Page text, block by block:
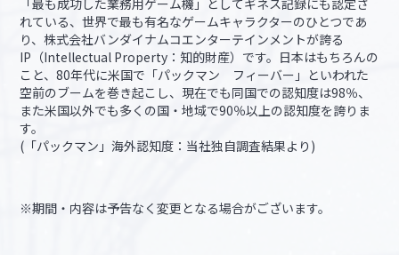
れている、世界で最も有名なゲームキャラクターのひとつであ
り、株式会社バンダイナムコエンターテインメントが誇る
IP（Intellectual Property：知的財産）です。日本はもちろんの
こと、80年代に米国で「パックマン フィーバー」といわれた
空前のブームを巻き起こし、現在でも同国での認知度は98％、
また米国以外でも多くの国・地域で90％以上の認知度を誇りま
す。
(「パックマン」海外認知度：当社独自調査結果より)
※期間・内容は予告なく変更となる場合がございます。